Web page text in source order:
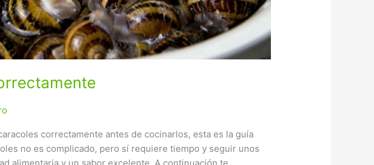
correctamente antes de cocinarlos, esta es la guía
no es complicado, pero sí requiere tiempo y seguir unos
alimentaria y un sabor excelente. A continuación te